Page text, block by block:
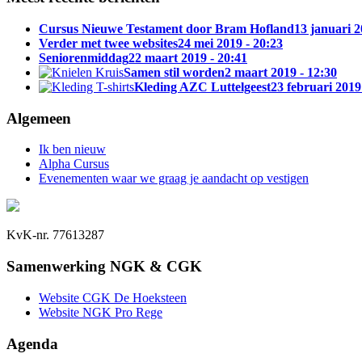
Cursus Nieuwe Testament door Bram Hofland13 januari
Verder met twee websites24 mei 2019 - 20:23
Seniorenmiddag22 maart 2019 - 20:41
Samen stil worden2 maart 2019 - 12:30
Kleding AZC Luttelgeest23 februari
Algemeen
Ik ben nieuw
Alpha Cursus
Evenementen waar we graag je aandacht op vestigen
KvK-nr. 77613287
Samenwerking NGK & CGK
Website CGK De Hoeksteen
Website NGK Pro Rege
Agenda